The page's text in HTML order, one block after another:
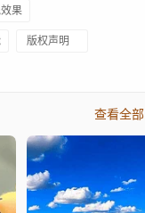
果
版权声明
查看全部